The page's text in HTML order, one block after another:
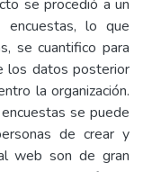
se procedió a un
lo que
se cuantifico para
los datos posterior
la organización.
se puede
de crear y
web son de gran